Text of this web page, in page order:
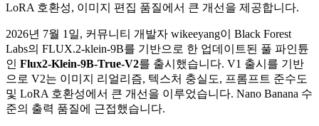
LoRA 호환성, 이미지 편집 품질에서 큰 개선을 제공합니다.
2026년 7월 1일, 커뮤니티 개발자 wikeeyang이 Black Forest
Labs의 FLUX.2-klein-9B를 기반으로 한 업데이트된 풀 파인튠
인 Flux2-Klein-9B-True-V2를 출시했습니다. V1 출시를 기반
으로 V2는 이미지 리얼리즘, 텍스처 충실도, 프롬프트 준수도
및 LoRA 호환성에서 큰 개선을 이루었습니다. Nano Banana 수
준의 출력 품질에 근접했습니다.